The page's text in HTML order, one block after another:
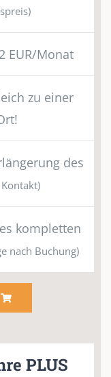
EUR/Monat
zu einer
des
kompletten
nach Buchung)
PLUS